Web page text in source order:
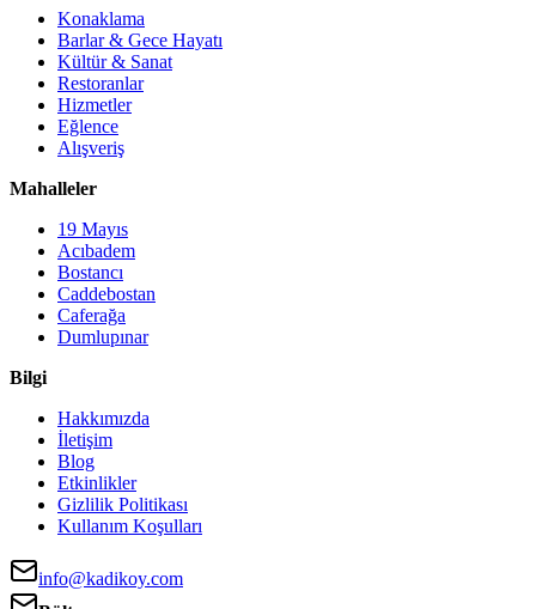
Konaklama
Barlar & Gece Hayatı
Kültür & Sanat
Restoranlar
Hizmetler
Eğlence
Alışveriş
Mahalleler
19 Mayıs
Acıbadem
Bostancı
Caddebostan
Caferağa
Dumlupınar
Bilgi
Hakkımızda
İletişim
Blog
Etkinlikler
Gizlilik Politikası
Kullanım Koşulları
info@kadikoy.com